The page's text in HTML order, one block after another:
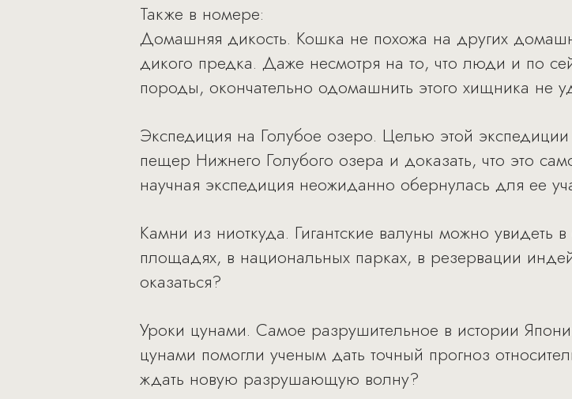
Также в номере:
Домашняя дикость. Кошка не похожа на других
дикого предка. Даже несмотря на то, что люди и по
породы, окончательно одомашнить этого хищника не
Экспедиция на Голубое озеро. Целью этой
пещер Нижнего Голубого озера и доказать, что это
научная экспедиция неожиданно обернулась для ее
Камни из ниоткуда. Гигантские валуны можно увидеть
площадях, в национальных парках, в резервации
оказаться?
Уроки цунами. Самое разрушительное в истории
цунами помогли ученым дать точный прогноз
ждать новую разрушающую волну?